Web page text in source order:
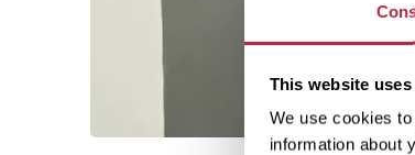
This website
We use cookies
information about